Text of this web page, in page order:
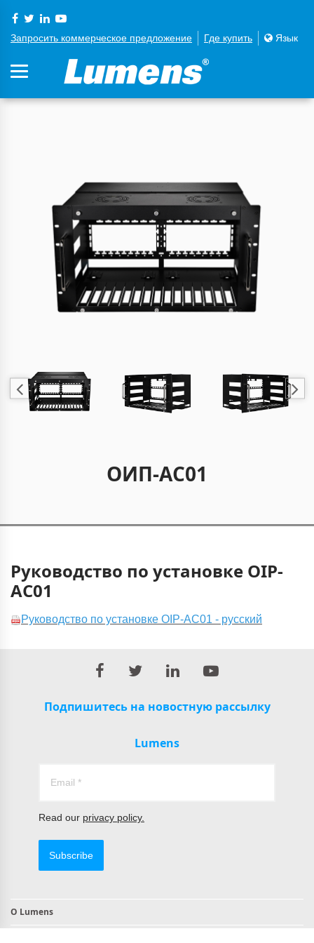
Запросить коммерческое предложение Где купить Язык
ОИП-АС01
Руководство по установке OIP-
AC01
Руководство по установке OIP-AC01 - русский
Подпишитесь на новостную рассылку
Lumens
Read our privacy policy.
Subscribe
О Lumens